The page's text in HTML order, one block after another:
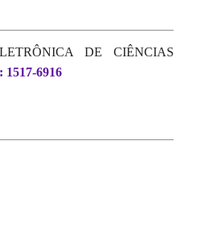
DE CIÊNCIAS
1517-6916